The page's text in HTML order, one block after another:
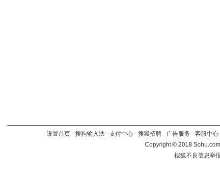
设置首页 - 搜狗输入法 - 支付中心 - 搜狐招聘 - 广告服务 - 客服中心
Copyright©2018
搜狐不良信息举